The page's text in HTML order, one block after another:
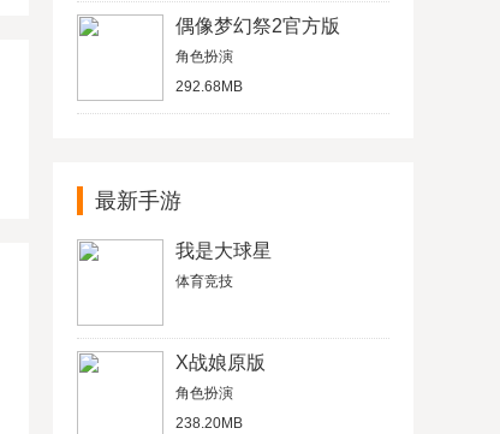
偶像梦幻祭2官方版
角色扮演
292.68MB
最新手游
我是大球星
体育竞技
X战娘原版
角色扮演
238.20MB